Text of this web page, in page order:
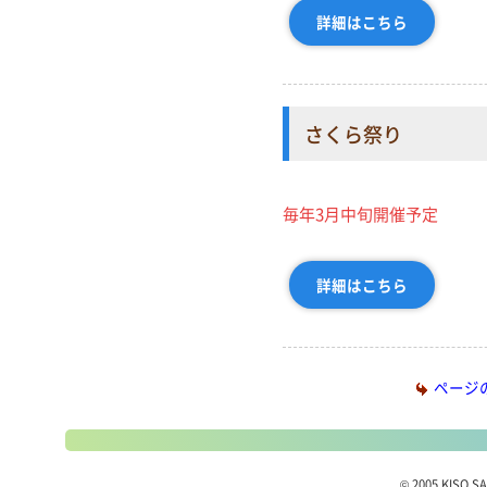
詳細はこちら
さくら祭り
毎年3月中旬開催予定
詳細はこちら
ページ